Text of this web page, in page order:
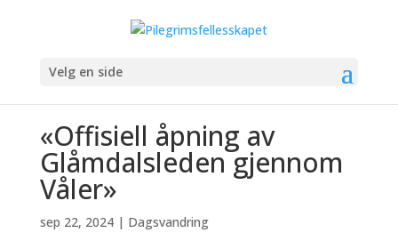
Velg en side
«Offisiell åpning av
Glåmdalsleden gjennom
Våler»
sep 22, 2024| Dagsvandring